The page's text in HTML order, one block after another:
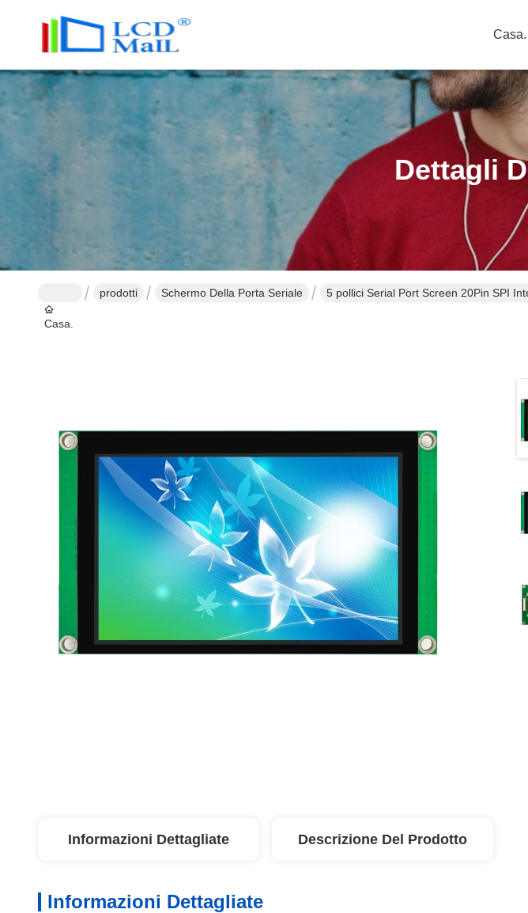
Casa.
Dettagli
Casa.
prodotti Schermo Della Porta Seriale 5 pollici Serial Port Screen 20Pin SPI
Informazioni Dettagliate Descrizione Del Prodotto
Informazioni Dettagliate